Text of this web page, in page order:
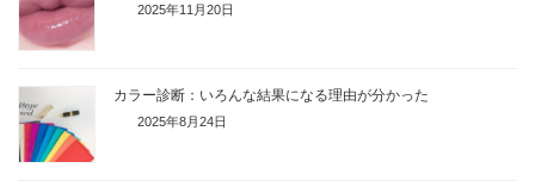
2025年11月20日
カラー診断：いろんな結果になる理由が分かった
2025年8月24日